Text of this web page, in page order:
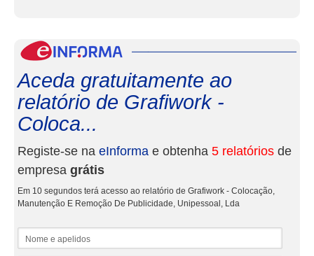
Aceda gratuitamente ao
relatório de Grafiwork -
Coloca...
Registe-se na eInforma e obtenha 5 relatórios de
empresa grátis
Em 10 segundos terá acesso ao relatório de Grafiwork - Colocação,
Manutenção E Remoção De Publicidade, Unipessoal, Lda